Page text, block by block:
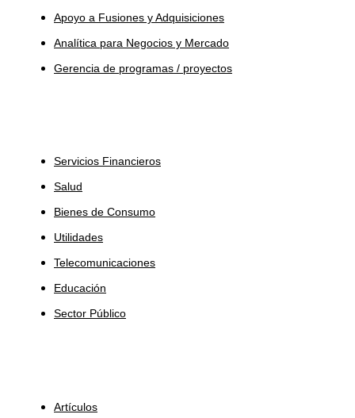
Apoyo a Fusiones y Adquisiciones
Analítica para Negocios y Mercado
Gerencia de programas / proyectos
Servicios Financieros
Salud
Bienes de Consumo
Utilidades
Telecomunicaciones
Educación
Sector Público
Artículos